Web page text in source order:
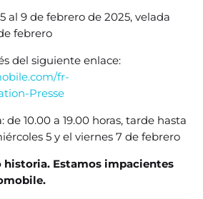
al 9 de febrero de 2025, velada
febrero
del siguiente enlace:
fr-
Presse
de 10.00 a 19.00 horas, tarde hasta
5 y el viernes 7 de febrero
historia. Estamos impacientes